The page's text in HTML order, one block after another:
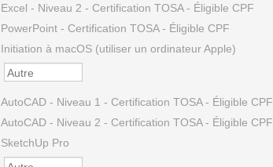
Excel - Niveau 2 - Certification TOSA - Éligible CPF
PowerPoint - Certification TOSA - Éligible CPF
Initiation à macOS (utiliser un ordinateur Apple)
AutoCAD - Niveau 1 - Certification TOSA - Éligible CPF
AutoCAD - Niveau 2 - Certification TOSA - Éligible CPF
SketchUp Pro